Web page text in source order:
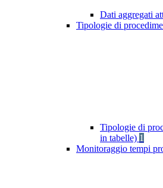
Dati aggregati
Tipologie di
Tipologie di
in tabelle) 1
Monitoraggio tempi